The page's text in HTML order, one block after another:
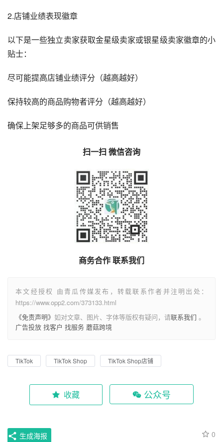
2.店铺业绩表现徽章
以下是一些独立卖家获取金星级卖家或银星级卖家徽章的小
贴士：
尽可能提高店铺业绩评分（越高越好）
保持较高的商品购物者评分（越高越好）
确保上架足够多的商品可供销售
扫一扫 微信咨询
商务合作 联系我们
本文经授权 由青瓜传媒发布，转载联系作者并注明出处：
https://www.opp2.com/373133.html
《免责声明》 如对文章、图片、字体等版权有疑问，请联系我们 。
广告投放 找客户 找服务 蘑菇跨境
TikTok TikTok Shop TikTok Shop店铺
收藏 公众号
0
生成海报